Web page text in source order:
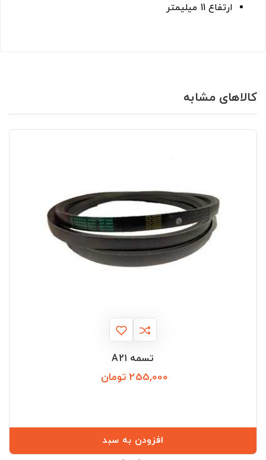
ارتفاع 11 میلیمتر
کالاهای مشابه
تسمه A21
255,000 تومان
افزودن به سبد